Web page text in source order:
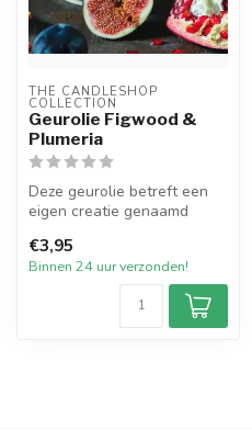
THE CANDLESHOP
COLLECTION
Geurolie Figwood &
Plumeria
Deze geurolie betreft een
eigen creatie genaamd
Plumeria, oo...
€3,95
Binnen 24 uur verzonden!